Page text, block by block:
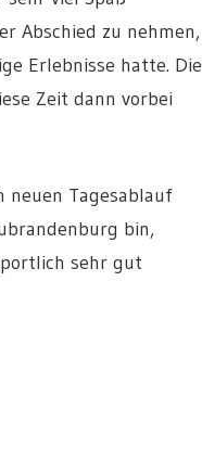
Abschied zu nehmen,
Erlebnisse hatte. Die
Zeit dann vorbei
neuen Tagesablauf
bin,
sehr gut